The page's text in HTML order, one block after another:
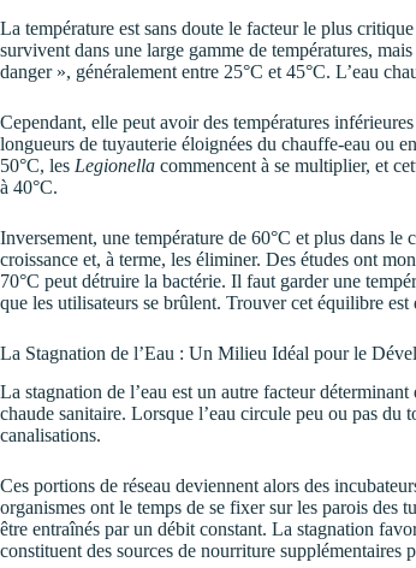
La température est sans doute le facteur le plus
survivent dans une large gamme de températures,
danger », généralement entre 25°C et 45°C. L’eau
Cependant, elle peut avoir des températures
longueurs de tuyauterie éloignées du chauffe-eau ou
50°C, les Legionella commencent à se multiplier, et
à 40°C.
Inversement, une température de 60°C et plus dans
croissance et, à terme, les éliminer. Des études ont
70°C peut détruire la bactérie. Il faut garder une
que les utilisateurs se brûlent. Trouver cet équilibre
La Stagnation de l’Eau : Un Milieu Idéal pour le
La stagnation de l’eau est un autre facteur
chaude sanitaire. Lorsque l’eau circule peu ou pas du
canalisations.
Ces portions de réseau deviennent alors des
organismes ont le temps de se fixer sur les parois des
être entraînés par un débit constant. La stagnation
constituent des sources de nourriture